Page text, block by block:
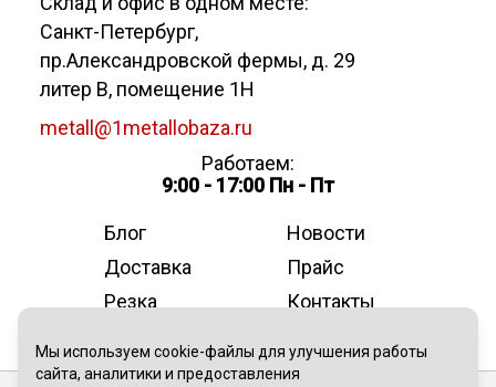
Санкт-Петербург,
пр.Александровской фермы, д. 29
литер В, помещение 1Н
metall@1metallobaza.ru
Работаем:
9:00 - 17:00 Пн - Пт
Блог
Новости
Доставка
Прайс
Резка
Контакты
Мы используем cookie-файлы для улучшения работы
сайта, аналитики и предоставления